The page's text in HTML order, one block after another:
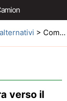
Aftermarket> Come mantenere la temperatura verso il basso su un generatore di idrogeno
verso il